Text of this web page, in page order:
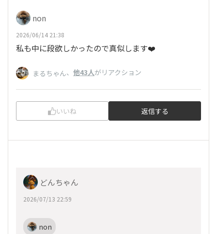
non
2026/06/14 21:38
私も中に段欲しかったので真似します❤️
まるちゃん、 他43人がリアクション
いいね 返信する
どんちゃん
2026/07/13 22:59
non